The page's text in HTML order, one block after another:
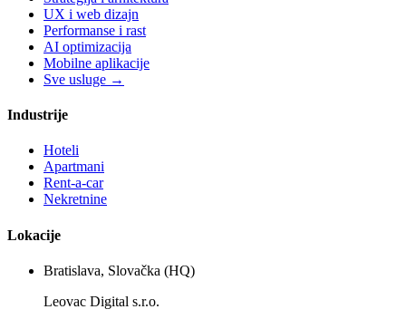
UX i web dizajn
Performanse i rast
AI optimizacija
Mobilne aplikacije
Sve usluge →
Industrije
Hoteli
Apartmani
Rent-a-car
Nekretnine
Lokacije
Bratislava, Slovačka (HQ)
Leovac Digital s.r.o.